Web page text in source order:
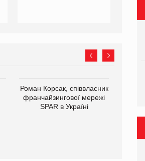
Роман Корсак, співвласник
франчайзингової мережі
SPAR в Україні